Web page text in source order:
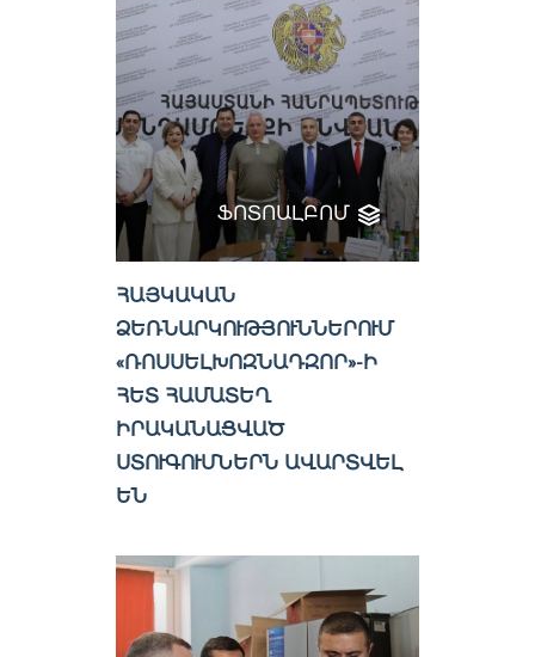
ՖՈՏՈԱԼԲՈՄ
ՀԱՅԿԱԿԱՆ
ՁԵՌՆԱՐԿՈՒԹՅՈՒՆՆԵՐՈՒՄ
«ՌՈՍՍԵԼԽՈԶՆԱԴԶՈՐ»-Ի
ՀԵՏ ՀԱՄԱՏԵՂ
ԻՐԱԿԱՆԱՑՎԱԾ
ՍՏՈՒԳՈՒՄՆԵՐՆ ԱՎԱՐՏՎԵԼ
ԵՆ